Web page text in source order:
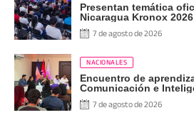
Presentan temática
Nicaragua Kronox
Más Allá!
7 de agosto de 2026
NACIONALES
Encuentro de
Comunicación e
7 de agosto de 2026